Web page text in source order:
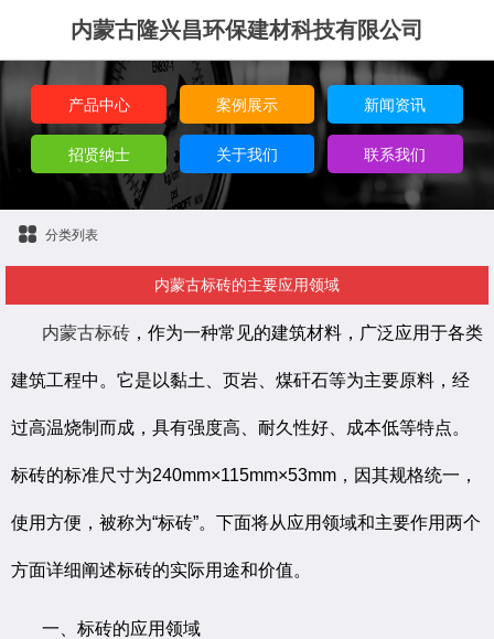
内蒙古隆兴昌环保建材科技有限公司
产品中心 案例展示 新闻资讯
招贤纳士 关于我们 联系我们
分类列表
内蒙古标砖的主要应用领域
内蒙古标砖 ，作为一种常见的建筑材料，广泛应用于各类
建筑工程中。它是以黏土、页岩、煤矸石等为主要原料，经
过高温烧制而成，具有强度高、耐久性好、成本低等特点。
标砖的标准尺寸为240mm×115mm×53mm，因其规格统一，
使用方便，被称为“标砖”。下面将从应用领域和主要作用两个
方面详细阐述标砖的实际用途和价值。
一、标砖的应用领域